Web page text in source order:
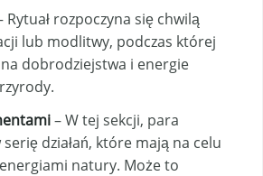
Rytuał rozpoczyna się chwilą
lub modlitwy, podczas której
dobrodziejstwa i energie
– W tej sekcji, para
działań, które mają na celu
natury. Może to